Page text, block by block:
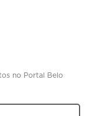
no Portal Belo